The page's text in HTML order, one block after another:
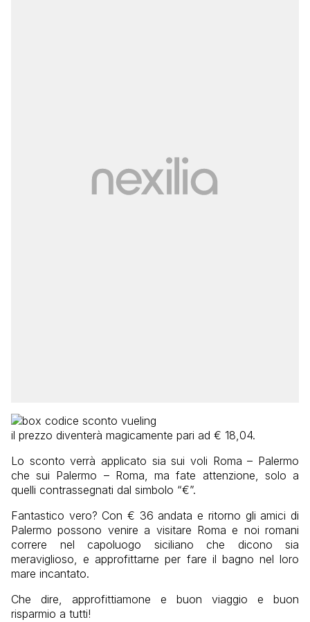
il prezzo diventerà magicamente pari ad € 18,04.
Lo sconto verrà applicato sia sui voli Roma – Palermo
che sui Palermo – Roma, ma fate attenzione, solo a
quelli contrassegnati dal simbolo “€”.
Fantastico vero? Con € 36 andata e ritorno gli amici di
Palermo possono venire a visitare Roma e noi romani
correre nel capoluogo siciliano che dicono sia
meraviglioso, e approfittarne per fare il bagno nel loro
mare incantato.
Che dire, approfittiamone e buon viaggio e buon
risparmio a tutti!